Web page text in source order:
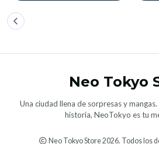
Neo Tokyo
Una ciudad llena de sorpresas y
historia, NeoTokyo es tu
Neo Tokyo Store 2026. Todos los